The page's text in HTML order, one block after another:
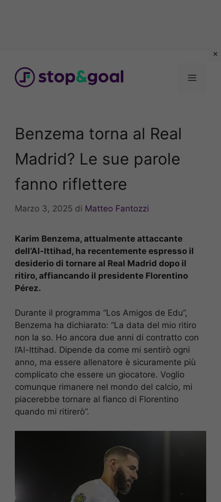
contenuto
Menu
Benzema torna al Real
Madrid? Le sue parole
fanno riflettere
Marzo 3, 2025 di Matteo Fantozzi
Karim Benzema, attualmente attaccante
dell’Al-Ittihad, ha recentemente espresso il
desiderio di tornare al Real Madrid dopo il
ritiro, affiancando il presidente Florentino
Pérez.
Durante il programma “Los Amigos de Edu”,
Benzema ha dichiarato: “La data del mio ritiro
non la so. Ho ancora due anni di contratto con
l’Al-Ittihad. Dipende da come mi sentirò ogni
anno, ma essere allenatore è sicuramente più
complicato che essere un giocatore. Voglio
comunque rimanere nel mondo del calcio, mi
piacerebbe tornare al fianco di Florentino
quando mi ritirerò”.